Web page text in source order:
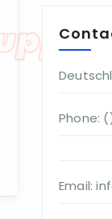
Phone:
Email: